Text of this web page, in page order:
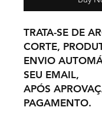
TRATA-SE DE
CORTE,
ENVIO
SEU EMAIL,
APÓS
PAGAMENTO.